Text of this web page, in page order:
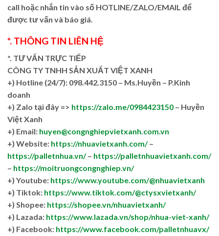
call hoặc nhắn tin vào số HOTLINE/ZALO/EMAIL để
được tư vấn và báo giá.
*. THÔNG TIN LIÊN HỆ
*. TƯ VẤN TRỰC TIẾP
CÔNG TY TNHH SẢN XUẤT VIỆT XANH
+) Hotline (24/7): 098.442.3150 – Ms.Huyền – P.Kinh
doanh
+) Zalo tại đây => https://zalo.me/0984423150 – Huyền
Việt Xanh
+) Email: huyen@congnghiepvietxanh.com.vn
+) Website: https://nhuavietxanh.com/–
https://palletnhua.vn/– https://palletnhuavietxanh.com/
– https://moitruongcongnghiep.vn/
+) Youtube: https://www.youtube.com/@nhuavietxanh
+) Tiktok: https://www.tiktok.com/@ctysxvietxanh/
+) Shopee: https://shopee.vn/nhuavietxanh/
+) Lazada: https://www.lazada.vn/shop/nhua-viet-xanh/
+) Facebook: https://www.facebook.com/palletnhuavx/